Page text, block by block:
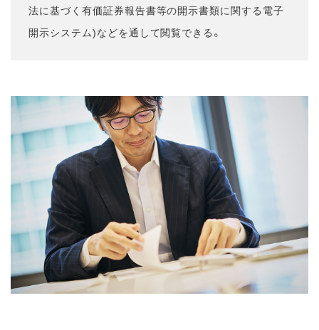
法に基づく有価証券報告書等の開示書類に関する電子
開示システム)などを通して閲覧できる。